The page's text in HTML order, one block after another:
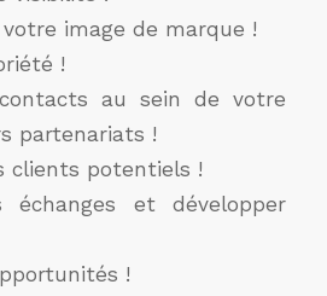
image de marque !
!
au sein de votre
partenariats !
clients potentiels !
et développer
!